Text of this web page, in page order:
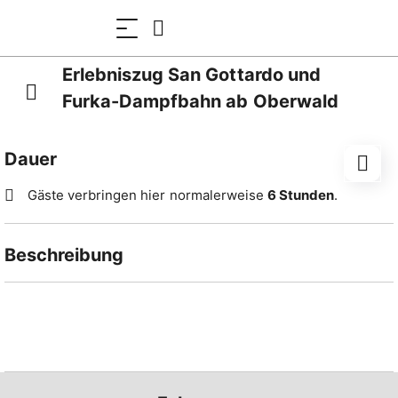
Erlebniszug San Gottardo und
Furka-Dampfbahn ab Oberwald
Dauer
Gäste verbringen hier normalerweise 6 Stunden.
Beschreibung